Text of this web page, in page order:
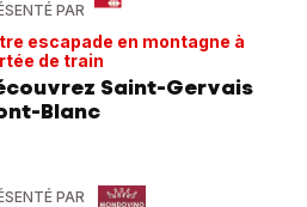
PAR
escapade en montagne à
de train
Saint-Gervais
Blanc
PAR